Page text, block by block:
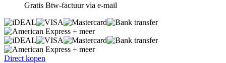
Gratis Btw-factuur via e-mail
+ meer
+ meer
Direct kopen